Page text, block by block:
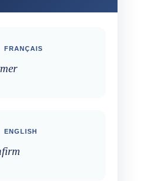
FRANÇAIS
ENGLISH